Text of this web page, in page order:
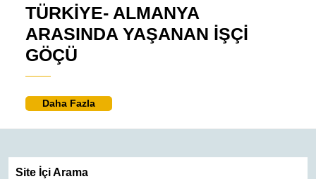
2022
DERELİ
TÜRKİYE- ALMANYA
ARASINDA YAŞANAN İŞÇİ
GÖÇÜ
ARASINDA
YAŞANAN
GÖÇÜ
Daha Fazla Daha
Site İçi Arama